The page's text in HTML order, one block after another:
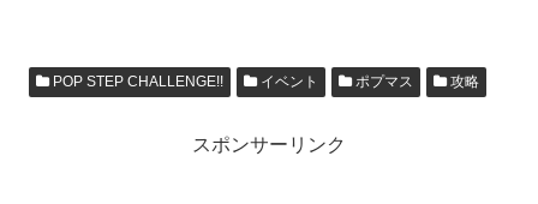
POP STEP CHALLENGE!! イベント ポプマス 攻略
スポンサーリンク